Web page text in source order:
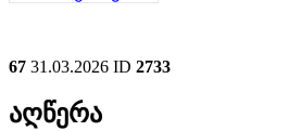
67 31.03.2026 ID 2733
აღწერა